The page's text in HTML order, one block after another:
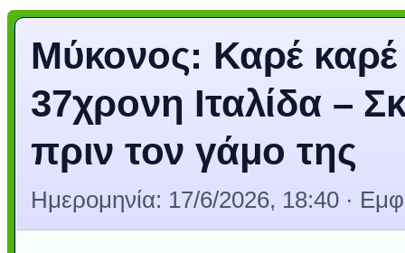
Μύκονος: Καρέ καρέ
37χρονη Ιταλίδα –
πριν τον γάμο της
Ημερομηνία: 17/6/2026, 18:40 ·